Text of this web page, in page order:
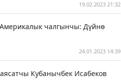
19.02.2023 21:32
чалгынчы: Дүйнө
24.01.2023 14:39
Кубанычбек Исабеков